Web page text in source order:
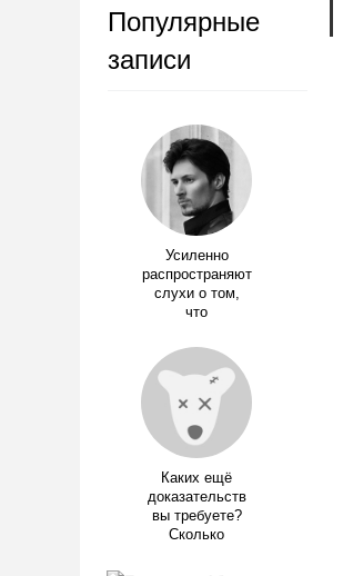
Популярные
записи
Усиленно
распространяют
слухи о том,
что
Каких ещё
доказательств
вы требуете?
Сколько